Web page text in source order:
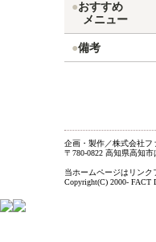
●おすすめ
メニュー
●備考
企画・製作／株式会社
〒780-0822 高知県高知市
当ホームページはリンク
Copyright(C) 2000- FACT